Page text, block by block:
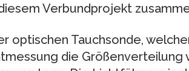
Verbundprojekt
optischen Tauchsonde,
die Größenverteilung